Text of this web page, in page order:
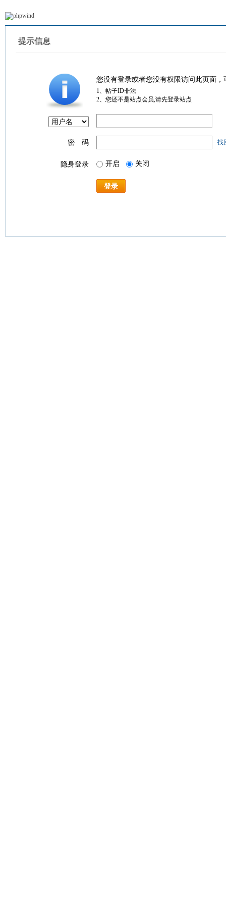
提示信息
您没有登录或者您没有权限访问此页面
1、帖子ID非法
2、您还不是站点会员,请先登录站点
密 码 找
隐身登录 开启 关闭
登录